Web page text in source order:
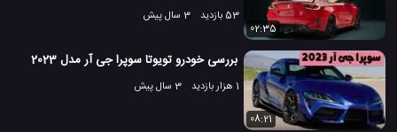
53 بازدید
3 سال پیش
02:35
بررسی خودرو تویوتا سوپرا جی آر مدل 2023
1 هزار بازدید 3 سال پیش
08:21